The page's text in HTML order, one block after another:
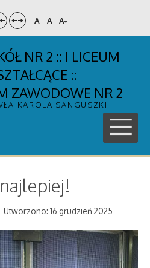
A- A A+
NR 2 :: I LICEUM
::
ZAWODOWE NR 2
KAROLA SANGUSZKI
Utworzono: 16 grudzień 2025